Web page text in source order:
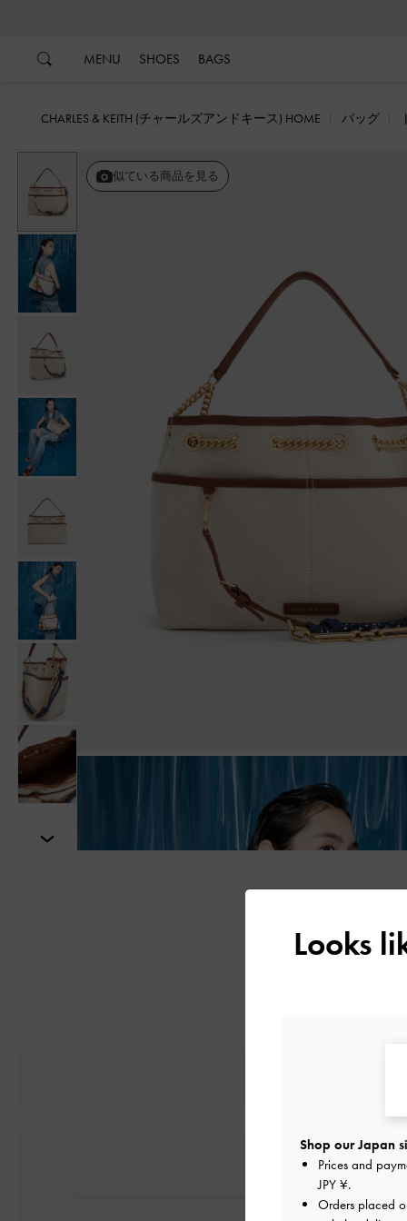
MENU SHOES BAGS
CHARLES & KEITH (チャールズアンドキース) HOME バッグ
戻る
次
似ている商品を見る
Looks
Shop our Japan
Prices and
JPY ¥.
Orders placed